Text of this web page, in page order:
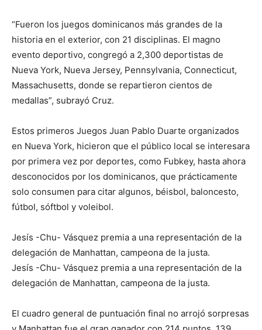
“Fueron los juegos dominicanos más grandes de la
historia en el exterior, con 21 disciplinas. El magno
evento deportivo, congregó a 2,300 deportistas de
Nueva York, Nueva Jersey, Pennsylvania, Connecticut,
Massachusetts, donde se repartieron cientos de
medallas”, subrayó Cruz.
Estos primeros Juegos Juan Pablo Duarte organizados
en Nueva York, hicieron que el público local se interesara
por primera vez por deportes, como Fubkey, hasta ahora
desconocidos por los dominicanos, que prácticamente
solo consumen para citar algunos, béisbol, baloncesto,
fútbol, sóftbol y voleibol.
Jesís -Chu- Vásquez premia a una representación de la
delegación de Manhattan, campeona de la justa.
Jesís -Chu- Vásquez premia a una representación de la
delegación de Manhattan, campeona de la justa.
El cuadro general de puntuación final no arrojó sorpresas